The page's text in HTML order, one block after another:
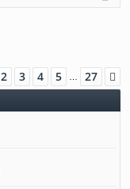
el
rie
1von 27
2 3 4 5 … 27